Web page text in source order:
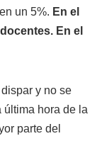
un 5%. En el
En el
y no se
última hora de la
parte del